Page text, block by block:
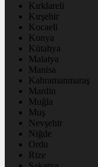
Kırklareli
Kırşehir
Kocaeli
Konya
Kütahya
Malatya
Manisa
Kahramanmaraş
Mardin
Muğla
Muş
Nevşehir
Niğde
Ordu
Rize